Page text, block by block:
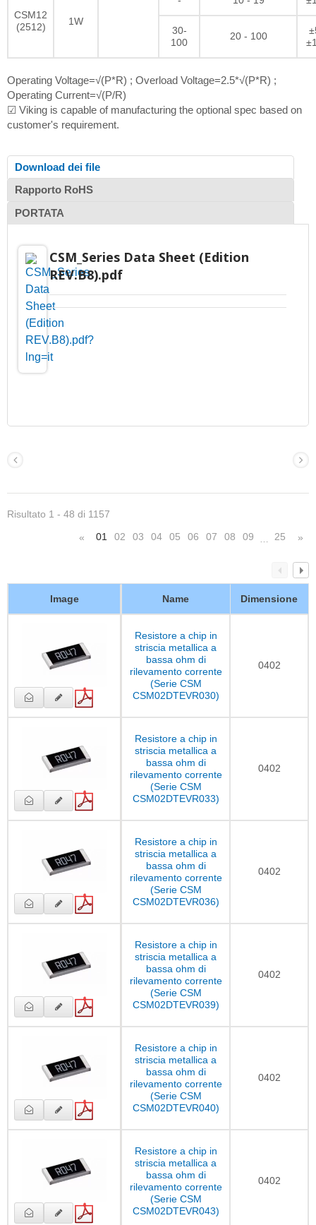
CSM12
(2512)
1W
30-
100
20 - 100
Operating Voltage=√(P*R) ; Overload Voltage=2.5*√(P*R) ;
Operating Current=√(P/R)
☑ Viking is capable of manufacturing the optional spec based on
customer's requirement.
Download dei file
Rapporto RoHS
PORTATA
CSM_Series Data Sheet (Edition
REV.B8).pdf
Risultato 1 - 48 di 1157
« 01 02 03 04 05 06 07 08 09 … 25 »
Image Name Dimensione
Resistore a chip in
striscia metallica a
bassa ohm di
rilevamento corrente
(Serie CSM
CSM02DTEVR030)
0402
Resistore a chip in
striscia metallica a
bassa ohm di
rilevamento corrente
(Serie CSM
CSM02DTEVR033)
0402
Resistore a chip in
striscia metallica a
bassa ohm di
rilevamento corrente
(Serie CSM
CSM02DTEVR036)
0402
Resistore a chip in
striscia metallica a
bassa ohm di
rilevamento corrente
(Serie CSM
CSM02DTEVR039)
0402
Resistore a chip in
striscia metallica a
bassa ohm di
rilevamento corrente
(Serie CSM
CSM02DTEVR040)
0402
Resistore a chip in
striscia metallica a
bassa ohm di
rilevamento corrente
(Serie CSM
CSM02DTEVR043)
0402